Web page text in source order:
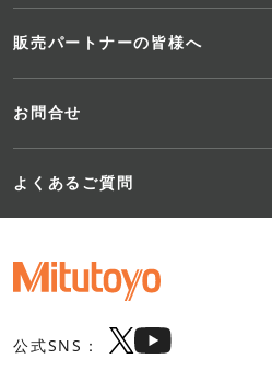
販売パートナーの皆様へ
お問合せ
よくあるご質問
公式SNS：